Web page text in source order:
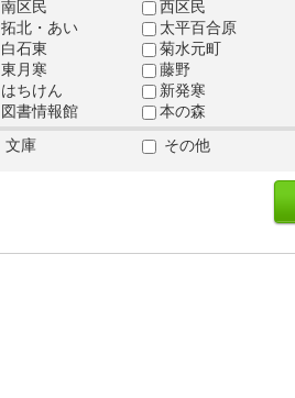
南区民
西区民
拓北・あい
太平百合原
白石東
菊水元町
東月寒
藤野
はちけん
新発寒
図書情報館
本の森
文庫 その他